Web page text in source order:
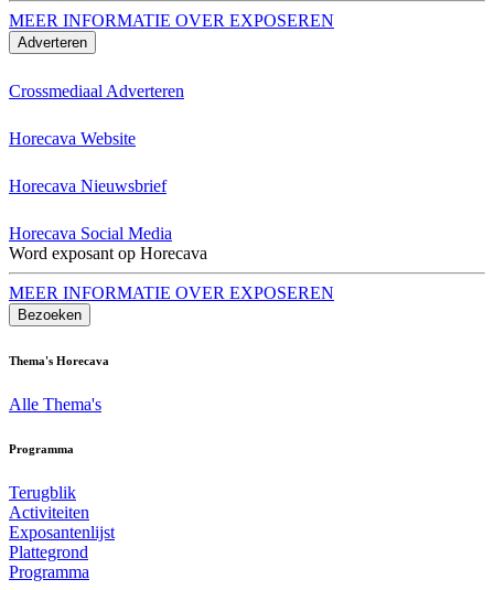
MEER INFORMATIE OVER EXPOSEREN
Adverteren
Crossmediaal Adverteren
Horecava Website
Horecava Nieuwsbrief
Horecava Social Media
Word exposant op Horecava
MEER INFORMATIE OVER EXPOSEREN
Bezoeken
Thema's Horecava
Alle Thema's
Programma
Terugblik
Activiteiten
Exposantenlijst
Plattegrond
Programma